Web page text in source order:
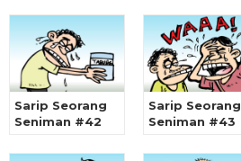
Sarip Seorang
Seniman #42
Sarip Seorang
Seniman #43